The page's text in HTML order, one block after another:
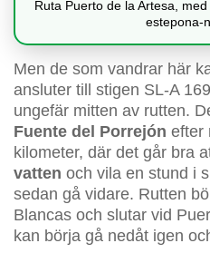
Ruta Puerto de la Artesa,
estepona-
Men de som vandrar här
ansluter till stigen SL-A
ungefär mitten av rutten.
Fuente del Porrejón efter
kilometer, där det går bra
vatten och vila en stund i
sedan gå vidare. Rutten
Blancas och slutar vid
kan börja gå nedåt igen